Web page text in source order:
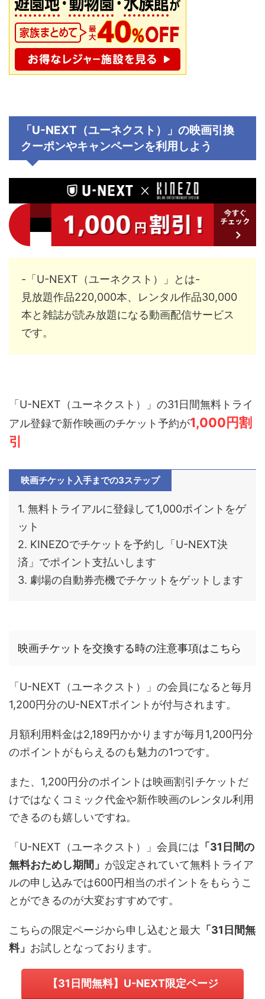
「U-NEXT（ユーネクスト）」の映画引換
クーポンやキャンペーンを利用しよう
-「U-NEXT（ユーネクスト）」とは-
見放題作品220,000本、レンタル作品30,000
本と雑誌が読み放題になる動画配信サービス
です。
「U-NEXT（ユーネクスト）」の31日間無料トライ
アル登録で新作映画のチケット予約が1,000円割
引
映画チケット入手までの3ステップ
1. 無料トライアルに登録して1,000ポイントをゲ
ット
2. KINEZOでチケットを予約し「U-NEXT決
済」でポイント⽀払いします
3. 劇場の⾃動券売機でチケットをゲットします
映画チケットを交換する時の注意事項はこちら
「U-NEXT（ユーネクスト）」の会員になると毎月
1,200円分のU-NEXTポイントが付与されます。
月額利用料金は2,189円かかりますが毎月 1,200円分
のポイントがもらえるのも魅力の1つです。
また、1,200円分のポイントは映画割引チケットだ
けではなくコミック代金や新作映画のレンタル利用
できるのも嬉しいですね。
「U-NEXT（ユーネクスト）」会員には 「31日間の
無料おためし期間」 が設定されていて無料トライア
ルの申し込みでは600円相当のポイントをもらうこ
とができるのが大変おすすめです。
こちらの限定ページから申し込むと最大 「31日間無
料」 お試しとなっております。
【31日間無料】U-NEXT限定ページ